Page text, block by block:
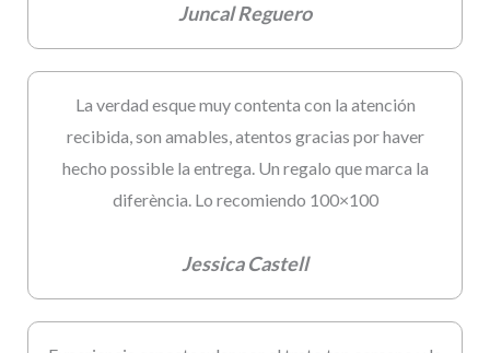
Juncal Reguero
La verdad esque muy contenta con la atención
recibida, son amables, atentos gracias por haver
hecho possible la entrega. Un regalo que marca la
diferència. Lo recomiendo 100×100
Jessica Castell